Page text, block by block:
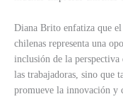
Diana Brito enfatiza que el
chilenas representa una
inclusión de la perspectiva
las trabajadoras, sino que
promueve la innovación y